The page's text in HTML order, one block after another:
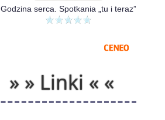
Godzina serca. Spotkania „tu i teraz”
» » Linki « «